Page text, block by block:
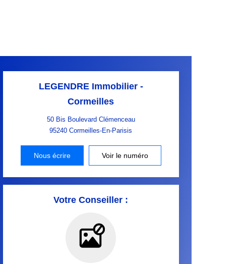
LEGENDRE Immobilier -
Cormeilles
50 Bis Boulevard Clémenceau
95240Cormeilles-En-Parisis
Nous écrire Voir le numéro
Votre Conseiller :